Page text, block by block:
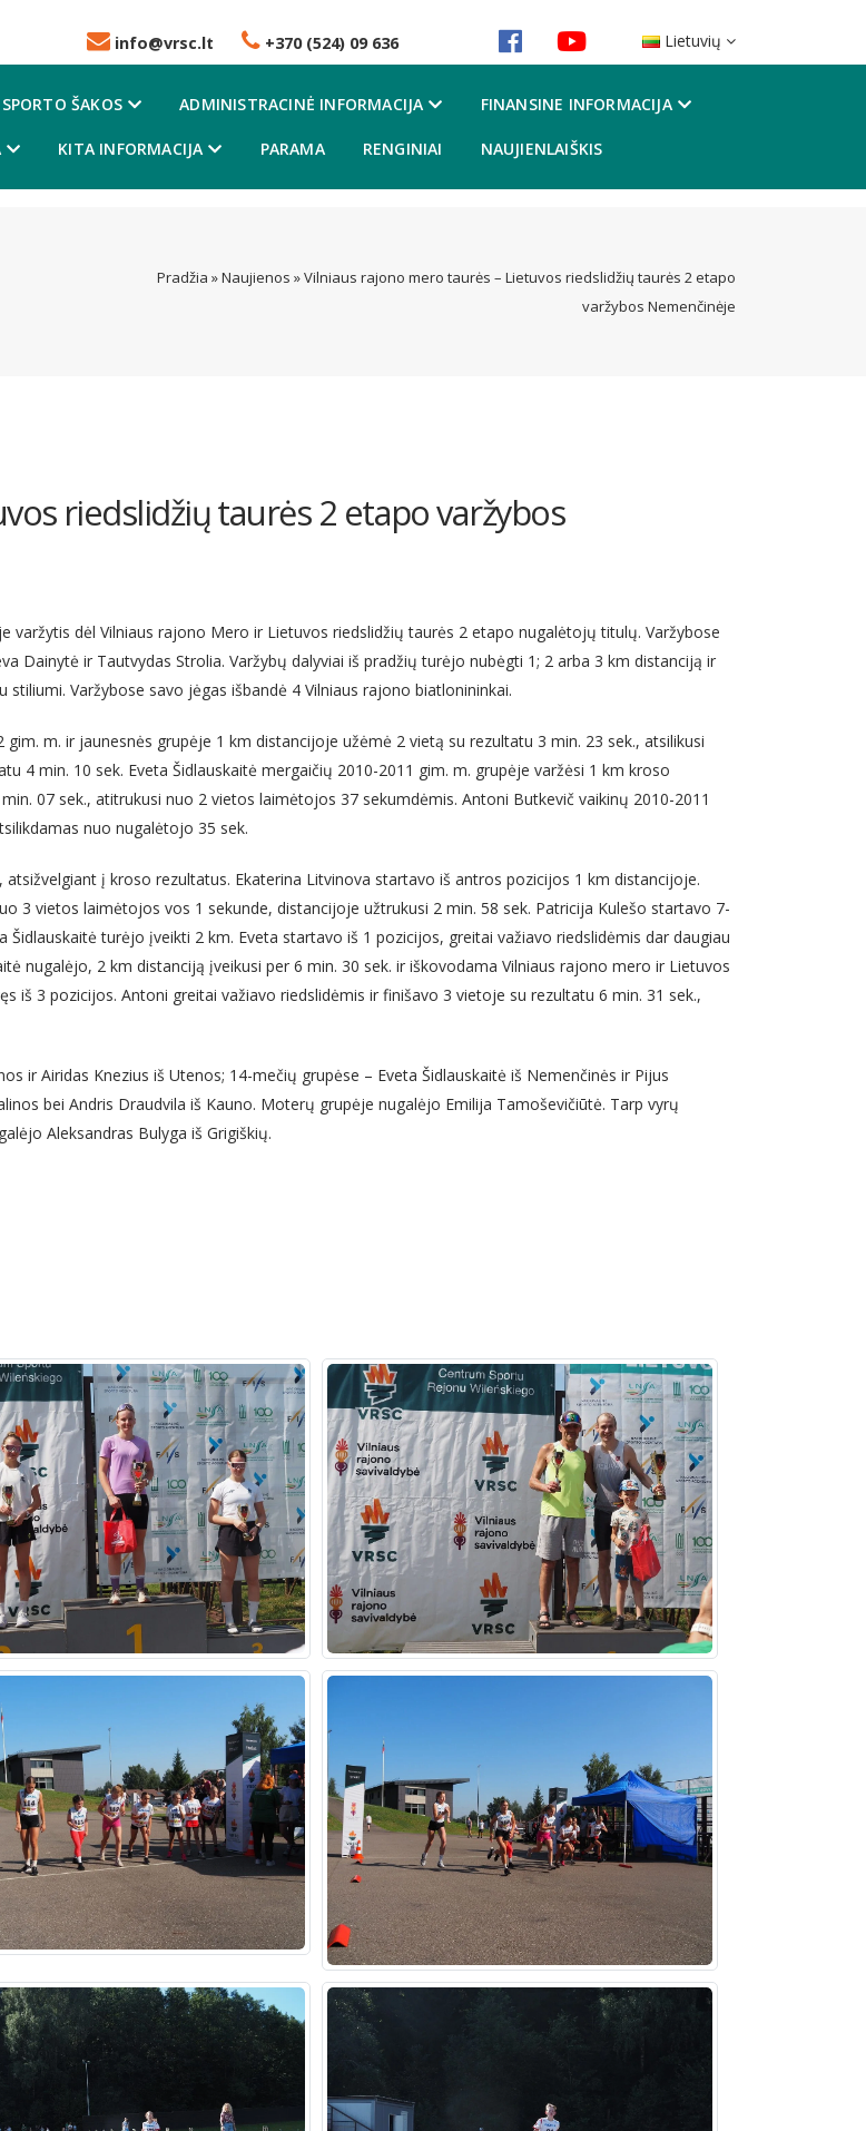
info@vrsc.lt +370 (524) 09 636 Lietuvių
SPORTO ŠAKOS ADMINISTRACINĖ INFORMACIJA FINANSINE INFORMACIJA
KITA INFORMACIJA PARAMA RENGINIAI NAUJIENLAIŠKIS
Pradžia »Naujienos »Vilniaus rajono mero taurės – Lietuvos riedslidžių taurės 2 etapo
varžybos Nemenčinėje
riedslidžių taurės 2 etapo varžybos
varžytis dėl Vilniaus rajono Mero ir Lietuvos riedslidžių taurės 2 etapo nugalėtojų titulų. Varžybose
Dainytė ir Tautvydas Strolia. Varžybų dalyviai iš pradžių turėjo nubėgti 1; 2 arba 3 km distanciją ir
Varžybose savo jėgas išbandė 4 Vilniaus rajono biatlonininkai.
m. ir jaunesnės grupėje 1 km distancijoje užėmė 2 vietą su rezultatu 3 min. 23 sek., atsilikusi
4 min. 10 sek. Eveta Šidlauskaitė mergaičių 2010-2011 gim. m. grupėje varžėsi 1 km kroso
07 sek., atitrukusi nuo 2 vietos laimėtojos 37 sekumdėmis. Antoni Butkevič vaikinų 2010-2011
nuo nugalėtojo 35 sek.
į kroso rezultatus. Ekaterina Litvinova startavo iš antros pozicijos 1 km distancijoje.
3 vietos laimėtojos vos 1 sekunde, distancijoje užtrukusi 2 min. 58 sek. Patricija Kulešo startavo 7-
turėjo įveikti 2 km. Eveta startavo iš 1 pozicijos, greitai važiavo riedslidėmis dar daugiau
nugalėjo, 2 km distanciją įveikusi per 6 min. 30 sek. ir iškovodama Vilniaus rajono mero ir Lietuvos
iš 3 pozicijos. Antoni greitai važiavo riedslidėmis ir finišavo 3 vietoje su rezultatu 6 min. 31 sek.,
ir Airidas Knezius iš Utenos; 14-mečių grupėse – Eveta Šidlauskaitė iš Nemenčinės ir Pijus
bei Andris Draudvila iš Kauno. Moterų grupėje nugalėjo Emilija Tamoševičiūtė. Tarp vyrų
Aleksandras Bulyga iš Grigiškių.